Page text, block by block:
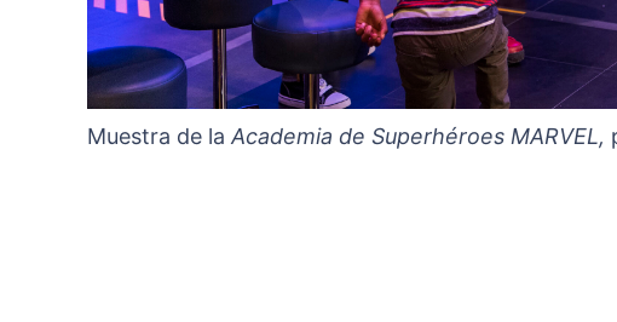
Muestra de la Academia de Superhéroes MARVEL,